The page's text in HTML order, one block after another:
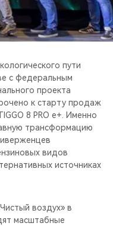
пути
c федеральным
проекта
к старту продаж
8 PRO e+. Именно
трансформацию
видов
источниках
воздух» в
масштабные